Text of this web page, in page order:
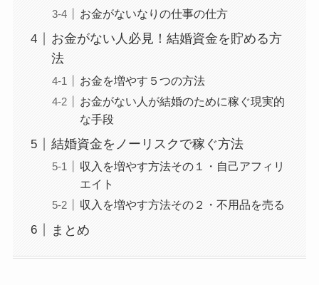
お金がないなりの仕事の仕方
お金がない人必見！結婚資金を貯める方
法
お金を増やす５つの方法
お金がない人が結婚のために稼ぐ現実的
な手段
結婚資金をノーリスクで稼ぐ方法
収入を増やす方法その１・自己アフィリ
エイト
収入を増やす方法その２・不用品を売る
まとめ